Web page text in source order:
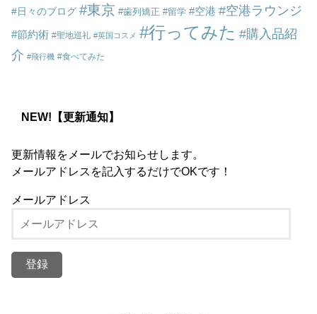
日々のブログ 東京 歯列矯正 留学 空港 空港ラウンジ
節約術 聖地巡礼 英国コスメ 行ってみた
購入品紹
介
飛行機 食べてみた
NEW!【更新通知】
更新情報をメールでお知らせします。
メールアドレスを記入するだけでOKです！
メールアドレス